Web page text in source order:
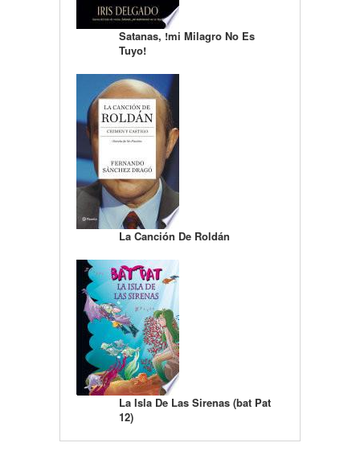
Satanas, !mi Milagro No Es
Tuyo!
La Canción De Roldán
La Isla De Las Sirenas (bat Pat
12)